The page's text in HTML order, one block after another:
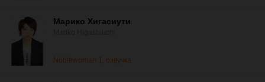
Марико Хигасиути
Noblewoman 1, озвучка